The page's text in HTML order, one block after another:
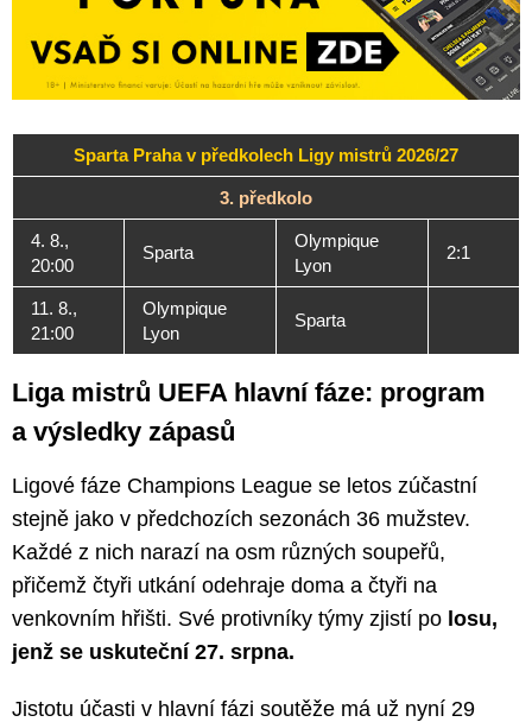
Sparta Praha v předkolech Ligy mistrů 2026/27
3. předkolo
4. 8.,
20:00
Sparta
Olympique
Lyon
2:1
11. 8.,
21:00
Olympique
Lyon
Sparta
Liga mistrů UEFA hlavní fáze: program
a výsledky zápasů
Ligové fáze Champions League se letos zúčastní
stejně jako v předchozích sezonách 36 mužstev.
Každé z nich narazí na osm různých soupeřů,
přičemž čtyři utkání odehraje doma a čtyři na
venkovním hřišti. Své protivníky týmy zjistí po losu,
jenž se uskuteční 27. srpna.
Jistotu účasti v hlavní fázi soutěže má už nyní 29